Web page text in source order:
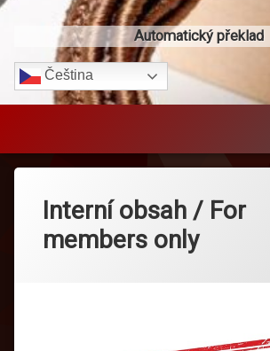
Automatický překlad
Čeština‎
Interní obsah / For
members only